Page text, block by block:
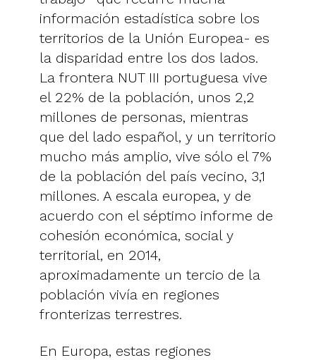
información estadística sobre los
territorios de la Unión Europea- es
la disparidad entre los dos lados.
La frontera NUT III portuguesa vive
el 22% de la población, unos 2,2
millones de personas, mientras
que del lado español, y un territorio
mucho más amplio, vive sólo el 7%
de la población del país vecino, 3,1
millones. A escala europea, y de
acuerdo con el séptimo informe de
cohesión económica, social y
territorial, en 2014,
aproximadamente un tercio de la
población vivía en regiones
fronterizas terrestres.
En Europa, estas regiones